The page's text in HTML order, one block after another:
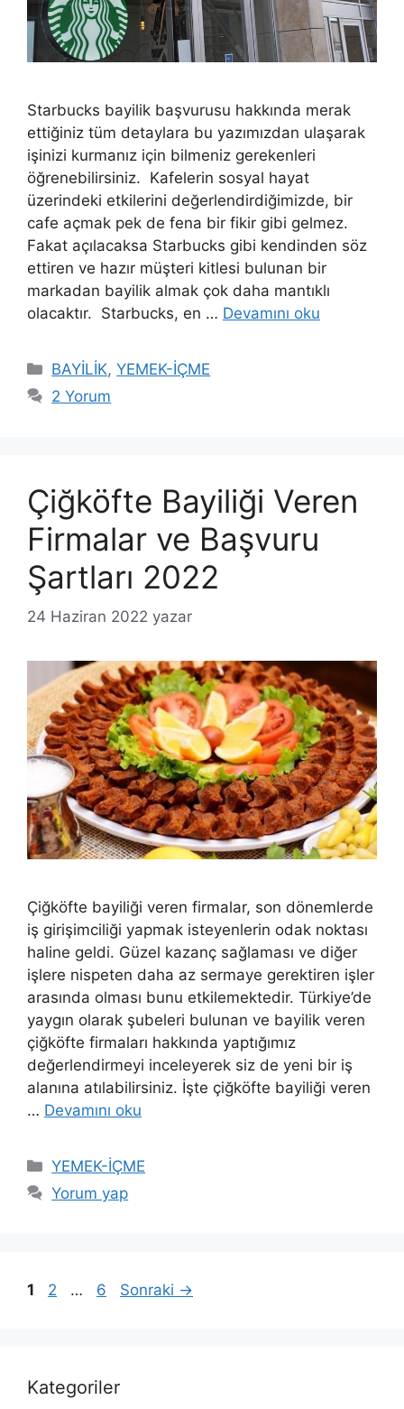
Starbucks bayilik başvurusu hakkında merak
ettiğiniz tüm detaylara bu yazımızdan ulaşarak
işinizi kurmanız için bilmeniz gerekenleri
öğrenebilirsiniz. Kafelerin sosyal hayat
üzerindeki etkilerini değerlendirdiğimizde, bir
cafe açmak pek de fena bir fikir gibi gelmez.
Fakat açılacaksa Starbucks gibi kendinden söz
ettiren ve hazır müşteri kitlesi bulunan bir
markadan bayilik almak çok daha mantıklı
olacaktır. Starbucks, en … Devamını oku
Kategoriler
BAYİLİK,YEMEK-İÇME
2 Yorum
Çiğköfte Bayiliği Veren
Firmalar ve Başvuru
Şartları 2022
24 Haziran 2022 yazar
Çiğköfte bayiliği veren firmalar, son dönemlerde
iş girişimciliği yapmak isteyenlerin odak noktası
haline geldi. Güzel kazanç sağlaması ve diğer
işlere nispeten daha az sermaye gerektiren işler
arasında olması bunu etkilemektedir. Türkiye’de
yaygın olarak şubeleri bulunan ve bayilik veren
çiğköfte firmaları hakkında yaptığımız
değerlendirmeyi inceleyerek siz de yeni bir iş
alanına atılabilirsiniz. İşte çiğköfte bayiliği veren
… Devamını oku
Kategoriler
YEMEK-İÇME
Yorum yap
Sayfa
1 Sayfa
2 … Sayfa
6 Sonraki →
Kategoriler